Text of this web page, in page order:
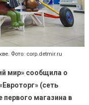
Фото: corp.detmir.ru
мир» сообщила о
(сеть
первого магазина в